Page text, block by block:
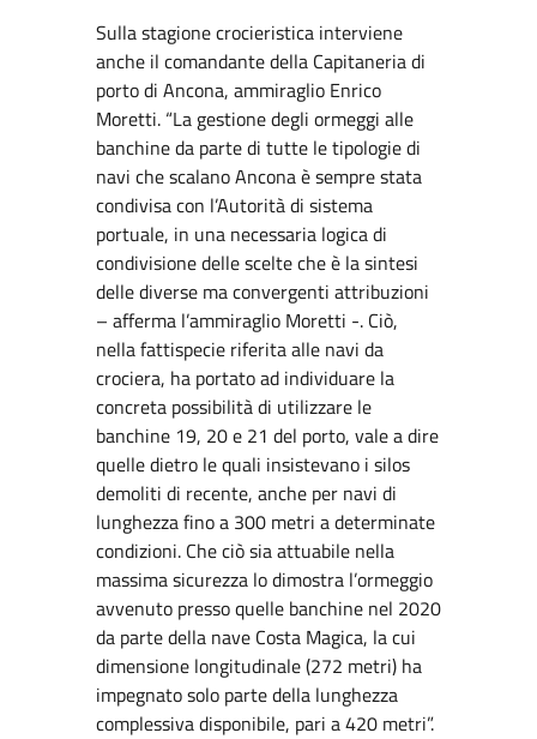
Sulla stagione crocieristica interviene
anche il comandante della Capitaneria di
porto di Ancona, ammiraglio Enrico
Moretti. “La gestione degli ormeggi alle
banchine da parte di tutte le tipologie di
navi che scalano Ancona è sempre stata
condivisa con l’Autorità di sistema
portuale, in una necessaria logica di
condivisione delle scelte che è la sintesi
delle diverse ma convergenti attribuzioni
– afferma l’ammiraglio Moretti -. Ciò,
nella fattispecie riferita alle navi da
crociera, ha portato ad individuare la
concreta possibilità di utilizzare le
banchine 19, 20 e 21 del porto, vale a dire
quelle dietro le quali insistevano i silos
demoliti di recente, anche per navi di
lunghezza fino a 300 metri a determinate
condizioni. Che ciò sia attuabile nella
massima sicurezza lo dimostra l’ormeggio
avvenuto presso quelle banchine nel 2020
da parte della nave Costa Magica, la cui
dimensione longitudinale (272 metri) ha
impegnato solo parte della lunghezza
complessiva disponibile, pari a 420 metri”.